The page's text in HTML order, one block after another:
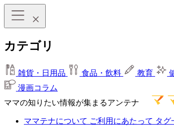
カテゴリ
雑貨・日用品 食品・飲料 教育
漫画コラム
ママの知りたい情報が集まるアンテナ
ママテナについて ご利用にあたって タグ